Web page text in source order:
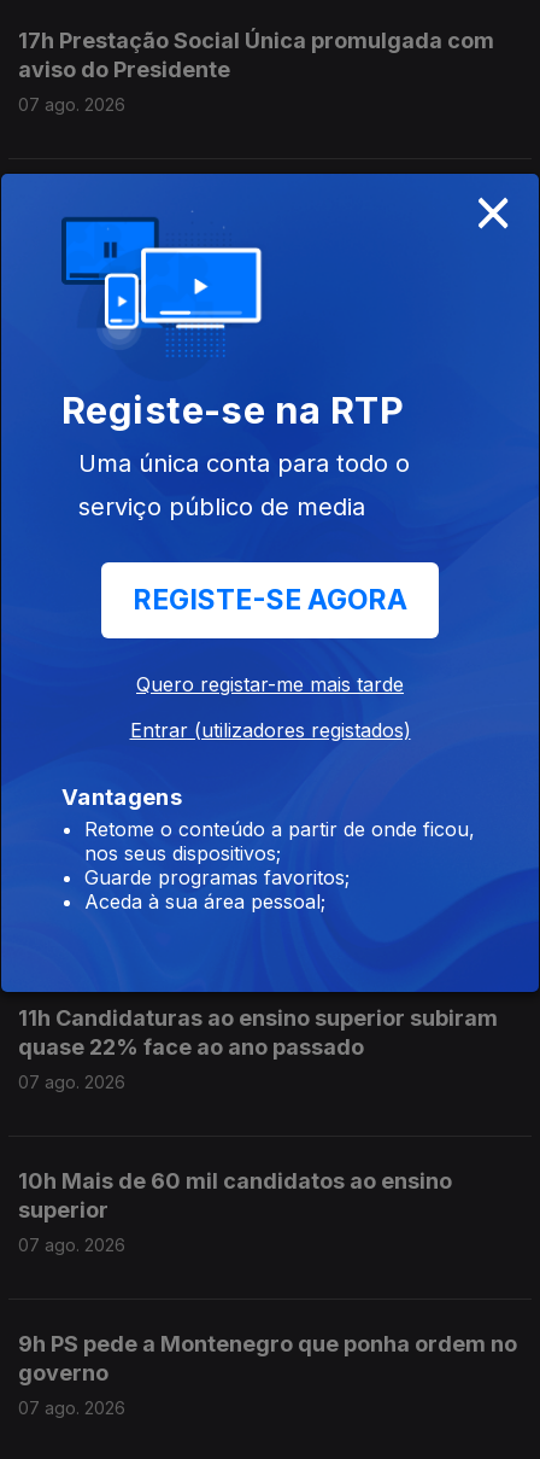
17h Prestação Social Única promulgada com
aviso do Presidente
07 ago. 2026
reapreciações dos exames
07 ago. 2026
os resultados das reapreciações
07 ago. 2026
condições para continuar no cargo
13h Livre pede a Montenegro que se pronuncie
sobre auditoria aos mandatos de Luís Neves
12h Combustíveis vão baixar mais de 10
cêntimos na próxima semana
11h Candidaturas ao ensino superior subiram
quase 22% face ao ano passado
07 ago. 2026
10h Mais de 60 mil candidatos ao ensino
superior
07 ago. 2026
9h PS pede a Montenegro que ponha ordem no
governo
07 ago. 2026
×
Registe-se na RTP
Uma única conta para todo o
serviço público de media
REGISTE-SE AGORA
Quero registar-me mais tarde
Entrar (utilizadores registados)
Vantagens
Retome o conteúdo a partir de onde ficou,
nos seus dispositivos;
Guarde programas favoritos;
Aceda à sua área pessoal;